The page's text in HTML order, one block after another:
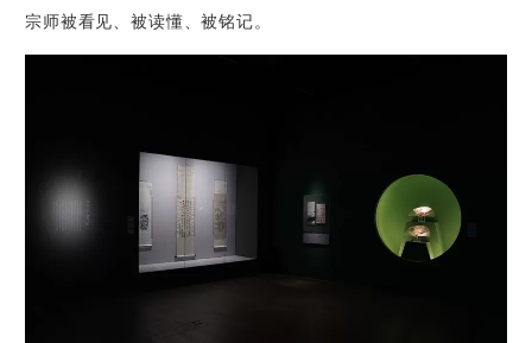
宗师被看见、被读懂、被铭记。